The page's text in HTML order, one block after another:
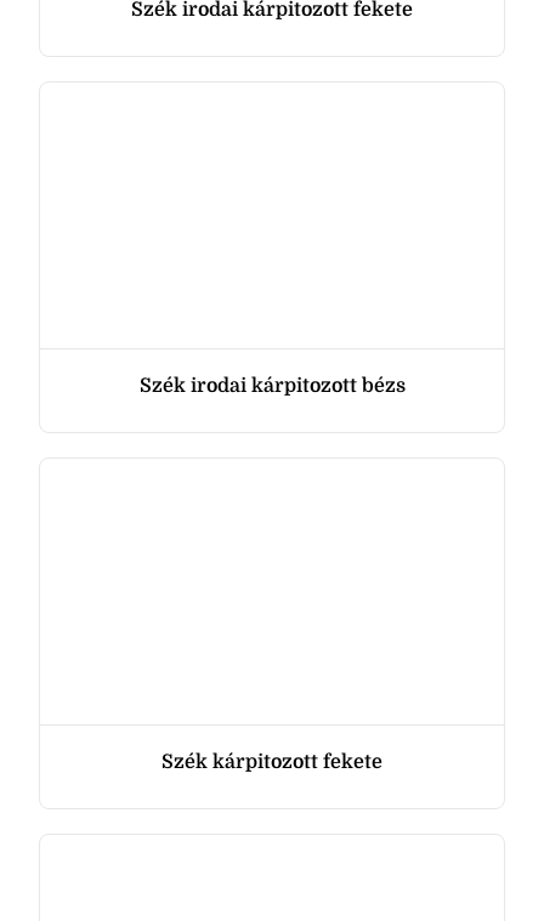
Szék irodai kárpitozott fekete
Szék irodai kárpitozott bézs
Szék kárpitozott fekete